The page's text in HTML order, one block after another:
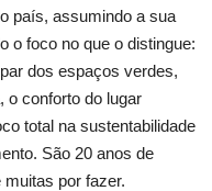
país, assumindo a sua
o foco no que o distingue:
dos espaços verdes,
o conforto do lugar
total na sustentabilidade
São 20 anos de
por fazer.